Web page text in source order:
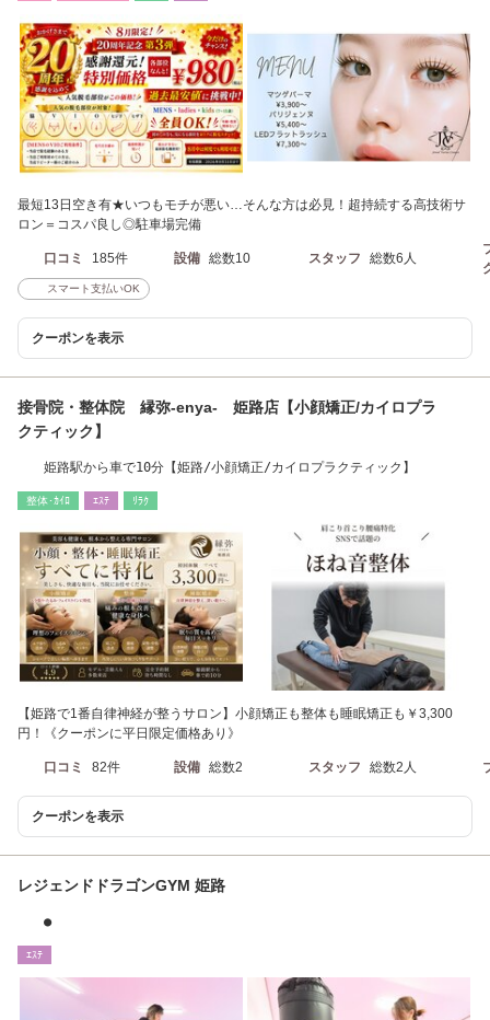
最短13日空き有★いつもモチが悪い…そんな方は必見！超持続する高技術サ
ロン＝コスパ良し◎駐車場完備
口コミ 185件 設備 総数10 スタッフ 総数6人
スマート支払いOK
クーポンを表示
接骨院・整体院 縁弥-enya- 姫路店【小顔矯正/カイロプラ
クティック】
姫路駅から車で10分【姫路/小顔矯正/カイロプラクティック】
整体･ｶｲﾛ ｴｽﾃ ﾘﾗｸ
【姫路で1番自律神経が整うサロン】小顔矯正も整体も睡眠矯正も￥3,300
円！《クーポンに平日限定価格あり》
口コミ 82件 設備 総数2 スタッフ 総数2人
クーポンを表示
レジェンドドラゴンGYM 姫路
●
ｴｽﾃ